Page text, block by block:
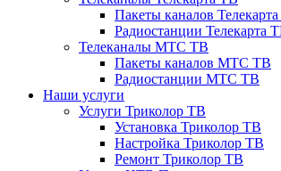
Пакеты каналов
Радиостанции Телекарта
Телеканалы МТС ТВ
Пакеты каналов МТС ТВ
Радиостанции МТС ТВ
Наши услуги
Услуги Триколор ТВ
Установка Триколор ТВ
Настройка Триколор ТВ
Ремонт Триколор ТВ